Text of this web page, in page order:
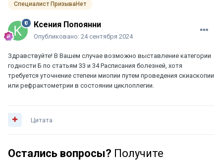
Специалист ПризываНет
Ксения Попоянни
Опубликовано: 24 сентября 2024
Здравствуйте! В Вашем случае возможно выставление категории
годности Б по статьям 33 и 34 Расписания болезней, хотя
требуется уточнение степени миопии путем проведения скиаскопии
или рефрактометрии в состоянии циклоплегии.
Цитата
Остались вопросы? Получите